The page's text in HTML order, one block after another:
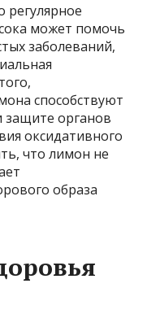
регулярное
может помочь
заболеваний,
способствуют
защите органов
оксидативного
что лимон не
образа